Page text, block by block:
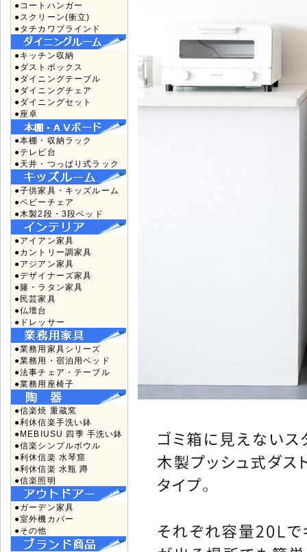
●コートハンガー
●スクリーン(衝立)
●タチカワブラインド
●キッチン収納
●ダストボックス
●ダイニングテーブル
●ダイニングチェア
●ダイニングセット
●座卓
●本棚・収納ラック
●テレビ台
●天井・つっぱり式ラック
●子供家具・キッズルーム
●ベビーチェア
●木製2段・3段ベッド
●アイアン家具
●カントリー調家具
●アジアン家具
●デザイナーズ家具
●籐・ラタン家具
●民芸家具
●仏壇台
●ドレッサー
●業務用家具シリーズ
●業務用・宿泊用ベッド
●法事チェア・テーブル
●業務用座椅子
●信楽焼 重蔵窯
●利休信楽手洗い鉢
●MEBIUSU 四季 手洗い鉢
●信楽シンプルボウル
●利休信楽 水琴窟
●利休信楽 水瓶 蹲
●信楽照明
●ガーデン家具
●室外機カバー
●その他